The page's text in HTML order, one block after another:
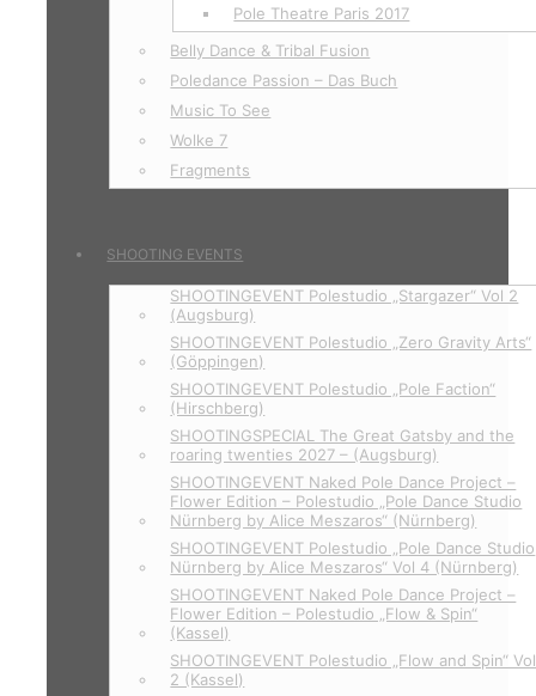
Pole Theatre Paris 2017
Belly Dance & Tribal Fusion
Poledance Passion – Das Buch
Music To See
Wolke 7
Fragments
SHOOTING EVENTS
SHOOTINGEVENT Polestudio „Stargazer“ Vol 2
(Augsburg)
SHOOTINGEVENT Polestudio „Zero Gravity Arts“
(Göppingen)
SHOOTINGEVENT Polestudio „Pole Faction“
(Hirschberg)
SHOOTINGSPECIAL The Great Gatsby and the
roaring twenties 2027 – (Augsburg)
SHOOTINGEVENT Naked Pole Dance Project –
Flower Edition – Polestudio „Pole Dance Studio
Nürnberg by Alice Meszaros“ (Nürnberg)
SHOOTINGEVENT Polestudio „Pole Dance Studio
Nürnberg by Alice Meszaros“ Vol 4 (Nürnberg)
SHOOTINGEVENT Naked Pole Dance Project –
Flower Edition – Polestudio „Flow & Spin“
(Kassel)
SHOOTINGEVENT Polestudio „Flow and Spin“ Vol
2 (Kassel)